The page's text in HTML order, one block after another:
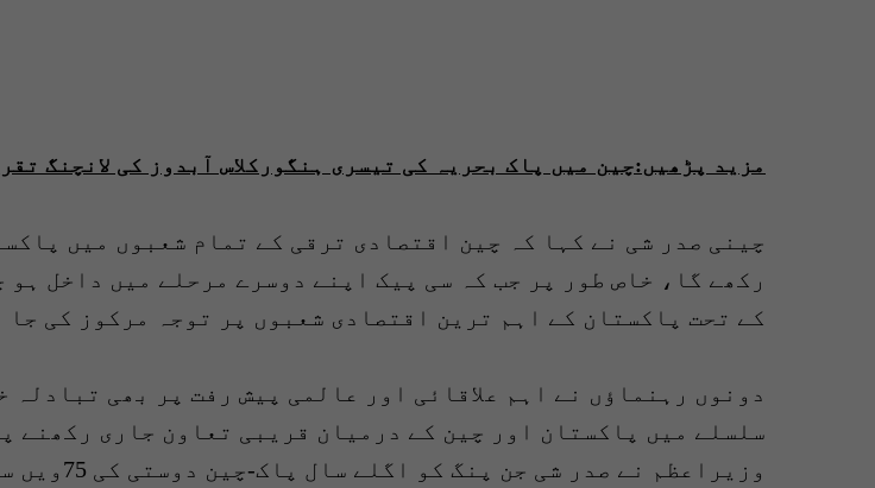
مزید پڑھیں:چین میں پاک بحریہ کی تیسری ہنگورکلاس آبدوز کی لانچنگ
چینی صدر شی نے کہا کہ چین اقتصادی ترقی کے تمام شعبوں میں
رکھے گا، خاص طور پر جب کہ سی پیک اپنے دوسرے مرحلے میں داخل ہو
کے تحت پاکستان کے اہم ترین اقتصادی شعبوں پر توجہ مرکوز کی جا
دونوں رہنماؤں نے اہم علاقائی اور عالمی پیش رفت پر بھی تبادلہ
سلسلے میں پاکستان اور چین کے درمیان قریبی تعاون جاری رکھنے
وزیراعظم نے صدر